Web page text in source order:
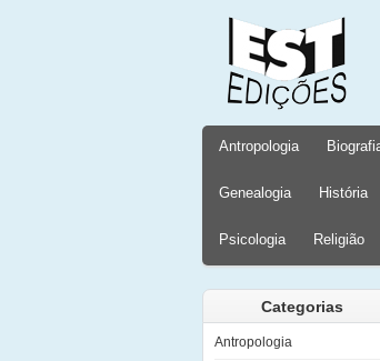
Antropologia
Genealogia História
Psicologia Religião
Categorias
Antropologia